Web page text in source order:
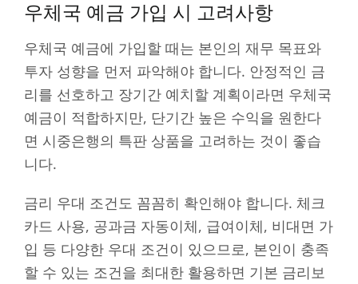
우체국 예금 가입 시 고려사항
우체국 예금에 가입할 때는 본인의 재무 목표와
투자 성향을 먼저 파악해야 합니다. 안정적인 금
리를 선호하고 장기간 예치할 계획이라면 우체국
예금이 적합하지만, 단기간 높은 수익을 원한다
면 시중은행의 특판 상품을 고려하는 것이 좋습
니다.
금리 우대 조건도 꼼꼼히 확인해야 합니다. 체크
카드 사용, 공과금 자동이체, 급여이체, 비대면 가
입 등 다양한 우대 조건이 있으므로, 본인이 충족
할 수 있는 조건을 최대한 활용하면 기본 금리보